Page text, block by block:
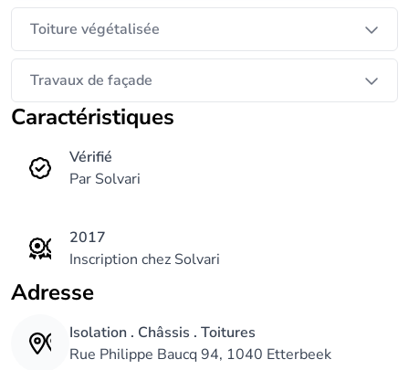
Toiture végétalisée
Travaux de façade
Caractéristiques
Vérifié
Par Solvari
2017
Inscription chez Solvari
Adresse
Isolation . Châssis . Toitures
Rue Philippe Baucq 94, 1040 Etterbeek